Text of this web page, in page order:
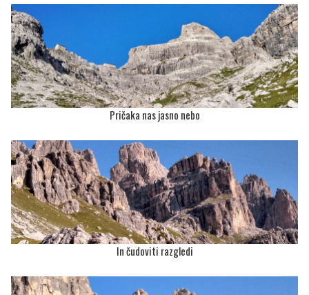
Pričaka nas jasno nebo
In čudoviti razgledi